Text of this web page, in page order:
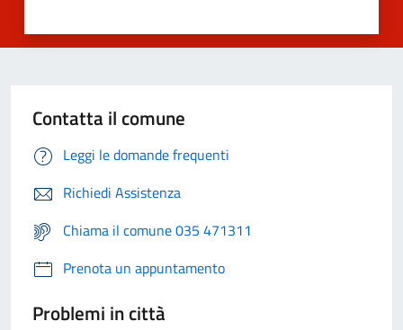
Contatta il comune
Leggi le domande frequenti
Richiedi Assistenza
Chiama il comune 035 471311
Prenota un appuntamento
Problemi in città